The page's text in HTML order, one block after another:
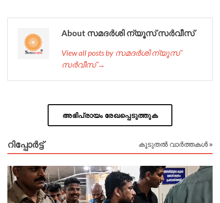
About സമദർശി ന്യൂസ് സർവീസ്
View all posts by സമദർശി ന്യൂസ്
സർവീസ് →
അഭിപ്രായം രേഖപ്പെടുത്തുക
റിപ്പോര്‍ട്ട് കൂടുതൽ വാർത്തകൾ »